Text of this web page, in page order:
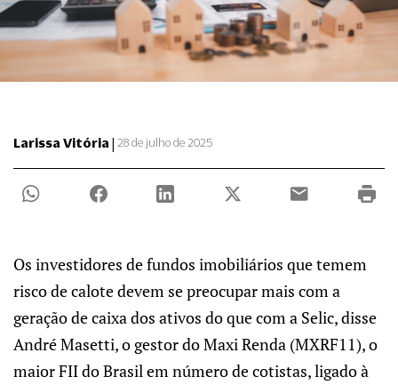
Larissa Vitória | 28 de julho de 2025
Os investidores de fundos imobiliários que temem
risco de calote devem se preocupar mais com a
geração de caixa dos ativos do que com a Selic, disse
André Masetti, o gestor do Maxi Renda (MXRF11), o
maior FII do Brasil em número de cotistas, ligado à